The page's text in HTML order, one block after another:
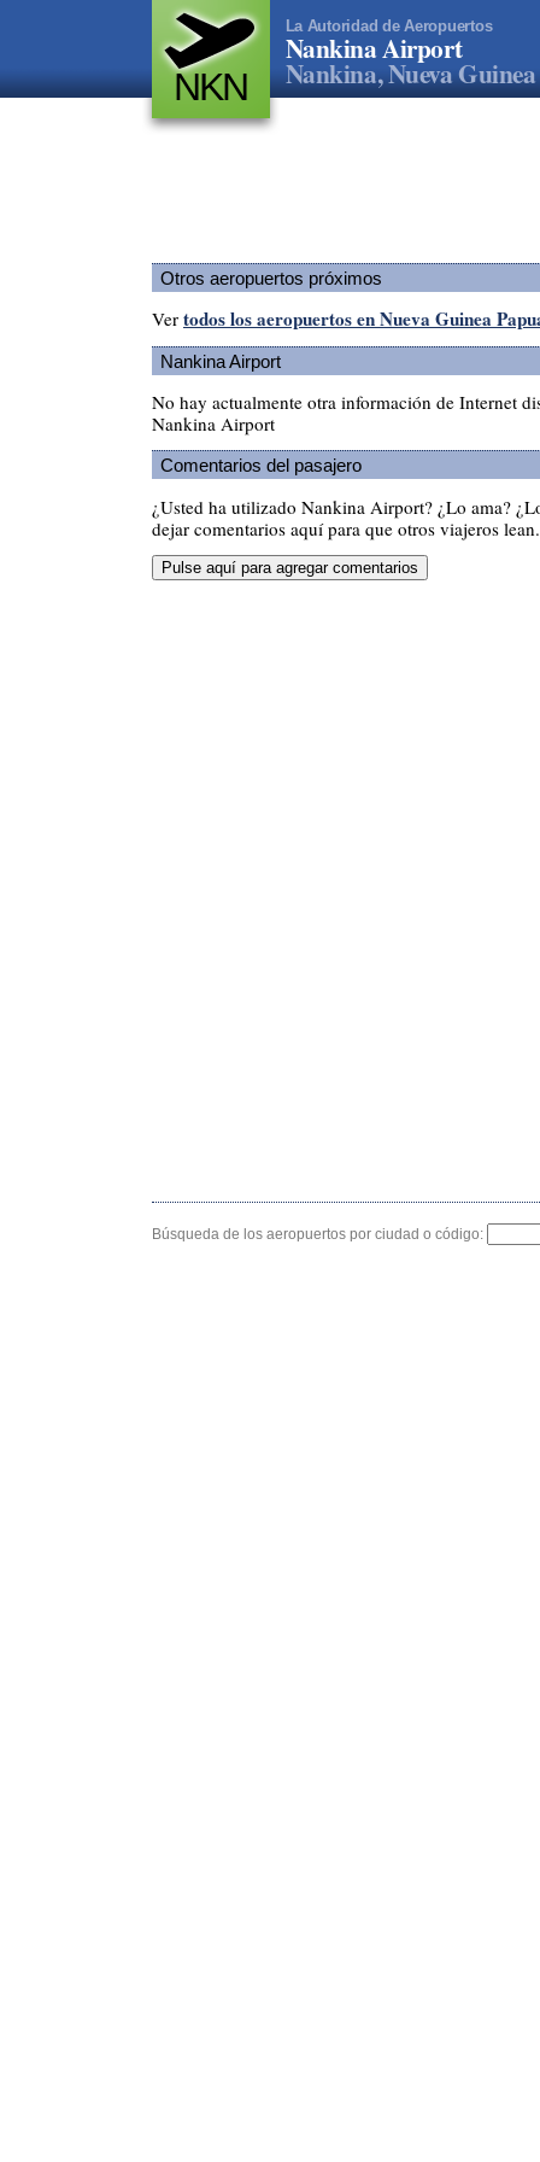
NKN
La Autoridad de Aeropuertos
Nankina Airport
Nankina, Nueva
Otros aeropuertos próximos
Ver todos los aeropuertos en Nueva Guinea
Nankina Airport
No hay actualmente otra información de Internet
Nankina Airport
Comentarios del pasajero
¿Usted ha utilizado Nankina Airport? ¿Lo ama?
dejar comentarios aquí para que otros viajeros lean.
Búsqueda de los aeropuertos por ciudad o código: